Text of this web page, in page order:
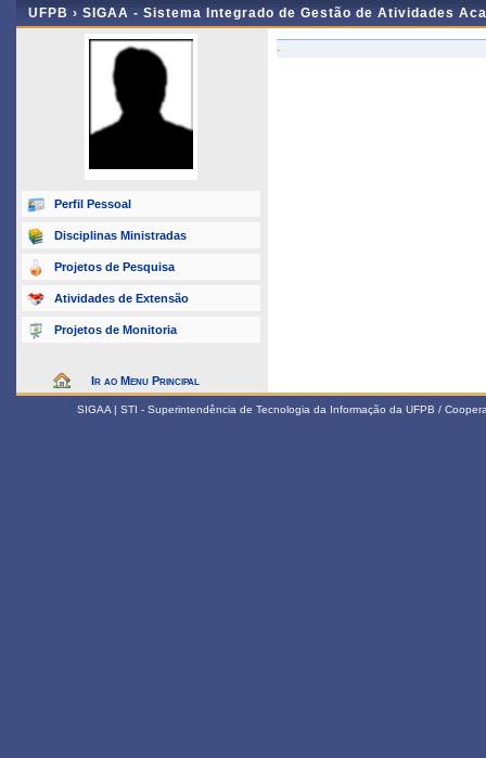
UFPB › SIGAA - Sistema Integrado de Gestão de Atividades
Perfil Pessoal
Disciplinas Ministradas
Projetos de Pesquisa
Atividades de Extensão
Projetos de Monitoria
Ir ao Menu Principal
-
SIGAA | STI - Superintendência de Tecnologia da Informação da UFPB /